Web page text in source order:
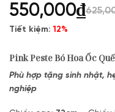
550,000₫
Tiết kiệm:12%
Pink Peste Bó Hoa Ốc Quế
Phù hợp tặng sinh nhật,
nghiệp